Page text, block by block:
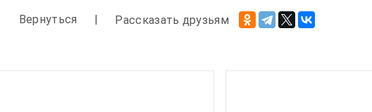
Вернуться Рассказать друзьям